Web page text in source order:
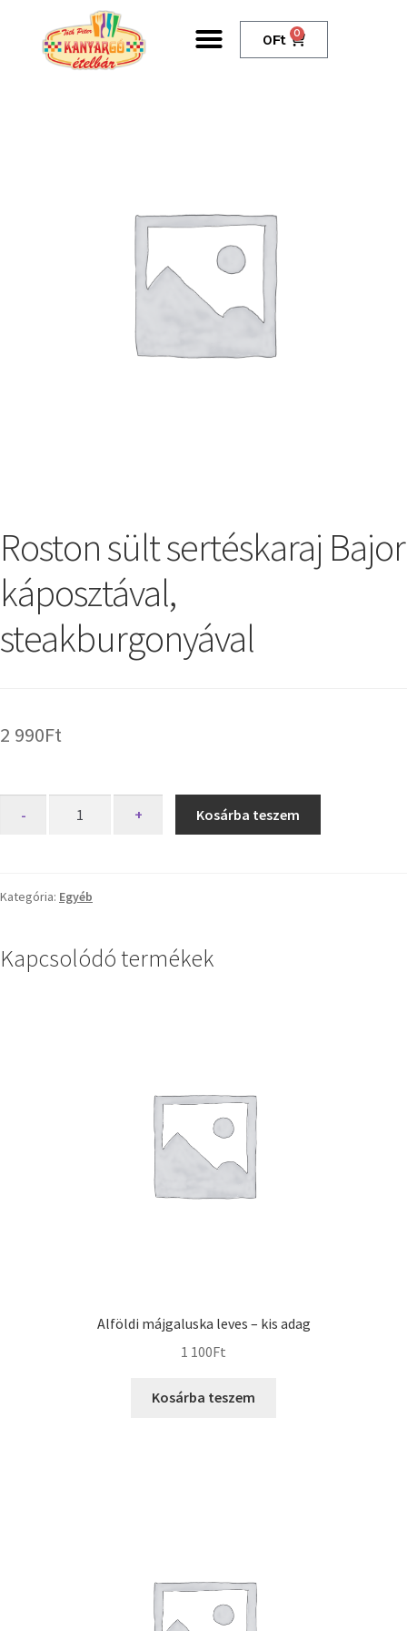
0Ft 0
Roston sült sertéskaraj Bajor
káposztával,
steakburgonyával
2 990Ft
- + Kosárba teszem
Kategória: Egyéb
Kapcsolódó termékek
Alföldi májgaluska leves – kis adag
1 100Ft
Kosárba teszem